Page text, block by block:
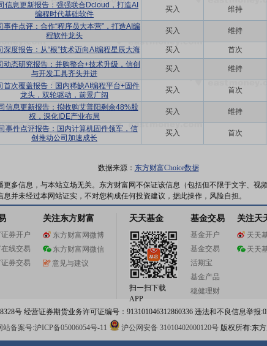
信息更新报告：强强联合Dcloud，打造AI
编程时代基础软件
买入 维持
事件点评：合作“程序员大本营”，打造AI编
程软件龙头
买入 维持
深度报告：从“根”技术迈向AI编程星辰大海 买入 首次
动态研究报告：并购整合+技术升级，信创
与开发工具齐头并进
买入 维持
首次覆盖报告：国内稀缺AI编程平台+固件
龙头，双轮驱动，前景广阔
买入 首次
信息更新报告：拟收购艾普阳剩余48%股
权，深化IDE产业布局
买入 维持
事件点评报告：国内计算机固件领军，信
创推动公司加速成长
买入 首次
数据来源： 东方财富Choice数据
多信息，与本站立场无关。东方财富网不保证该信息（包括但不限于文字、视
并未经过本网站证实，不对您构成任何投资建议，据此操作，风险自担。
券开户
线交易
券交易
关注东方财富
东方财富网微博
东方财富网微信
意见与建议
天天基金
扫一扫下载
APP
基金交易
基金开户
基金交易
活期宝
基金产品
稳健理财
关注天
天天
天天
号 经营证券期货业务许可证编号：913101046312860336 违法和不良信息举报
站备案号:沪ICP备05006054号-11 沪公网安备 31010402000120号版权所有:东方